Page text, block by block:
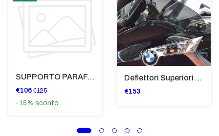
SUPPORTO PARAFANGO POSTERIORE BMW F900XR
€106 €125
-15% sconto
Deflettori Superiori Alette Frangivento Bmw K 1600 Gtl (2017>) - Bugger - Grand America Fumè Scuro - SP8023-FS-K1600GTL
€153